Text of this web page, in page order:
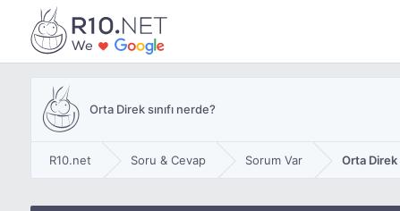
Orta Direk sınıfı nerde?
R10.net Soru & Cevap Sorum Var Orta Direk